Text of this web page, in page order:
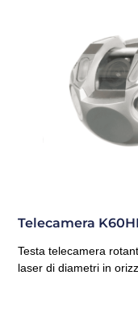
Telecamera
Testa telecamera
laser di diametri in